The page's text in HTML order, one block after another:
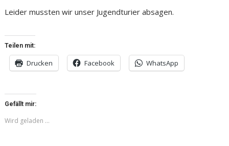
Leider mussten wir unser Jugendturier absagen.
Teilen mit:
Drucken Facebook WhatsApp
Gefällt mir:
Wird geladen …